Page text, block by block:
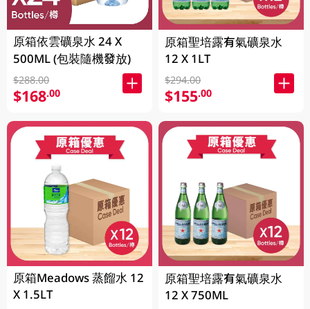
原箱依雲礦泉水 24 X
500ML (包裝隨機發放)
$288.00
$168.00
原箱Meadows 蒸餾水 12
X 1.5LT
原箱聖培露有氣礦泉水
12 X 1LT
$294.00
$155.00
原箱聖培露有氣礦泉水
12 X 750ML